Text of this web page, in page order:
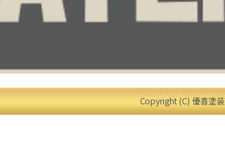
Copyright (C) 優喜塗装